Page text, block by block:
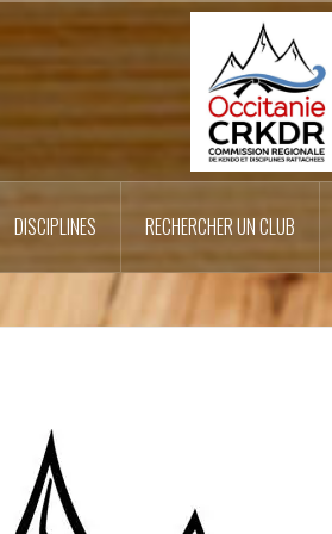
DISCIPLINES RECHERCHER UN CLUB